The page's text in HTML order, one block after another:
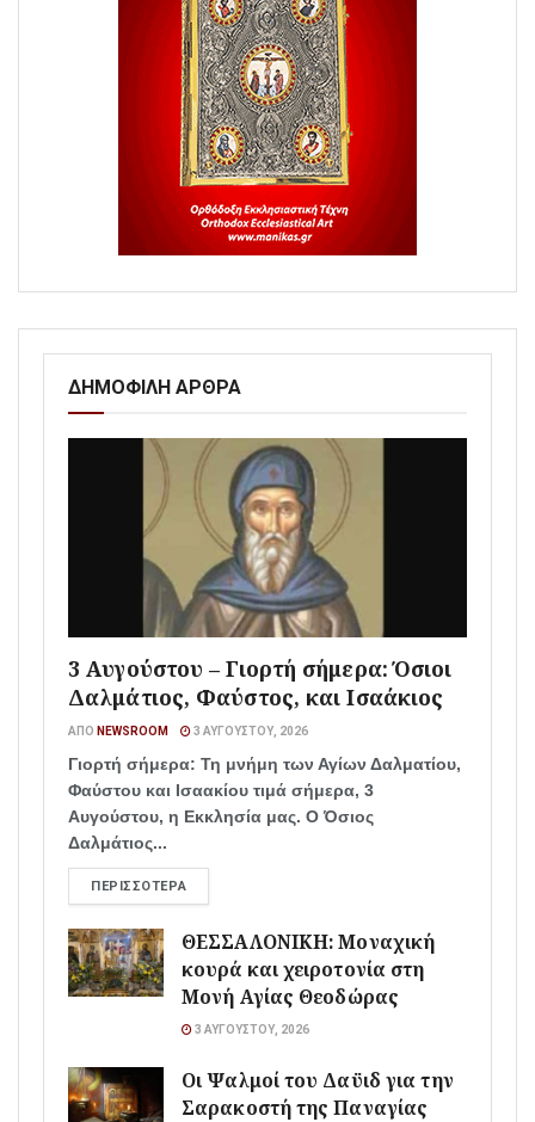
ΔΗΜΟΦΙΛΗ ΑΡΘΡΑ
3 Αυγούστου – Γιορτή σήμερα: Όσιοι
Δαλμάτιος, Φαύστος, και Ισαάκιος
ΑΠΌ NEWSROOM 3 ΑΥΓΟΎΣΤΟΥ, 2026
Γιορτή σήμερα: Τη μνήμη των Αγίων Δαλματίου,
Φαύστου και Ισαακίου τιμά σήμερα, 3
Αυγούστου, η Εκκλησία μας. Ο Όσιος
Δαλμάτιος...
ΠΕΡΙΣΣΌΤΕΡΑ
ΘΕΣΣΑΛΟΝΙΚΗ: Μοναχική
κουρά και χειροτονία στη
Μονή Αγίας Θεοδώρας
3 ΑΥΓΟΎΣΤΟΥ, 2026
Οι Ψαλμοί του Δαϋιδ για την
Σαρακοστή της Παναγίας